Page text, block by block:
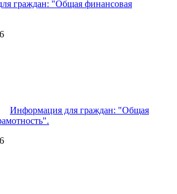
граждан: "Общая финансовая
Информация для граждан: "Общая